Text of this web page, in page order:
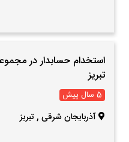
استخدام حسابدار در
تبریز
5 سال پیش
آذربایجان شرقی ,تبریز